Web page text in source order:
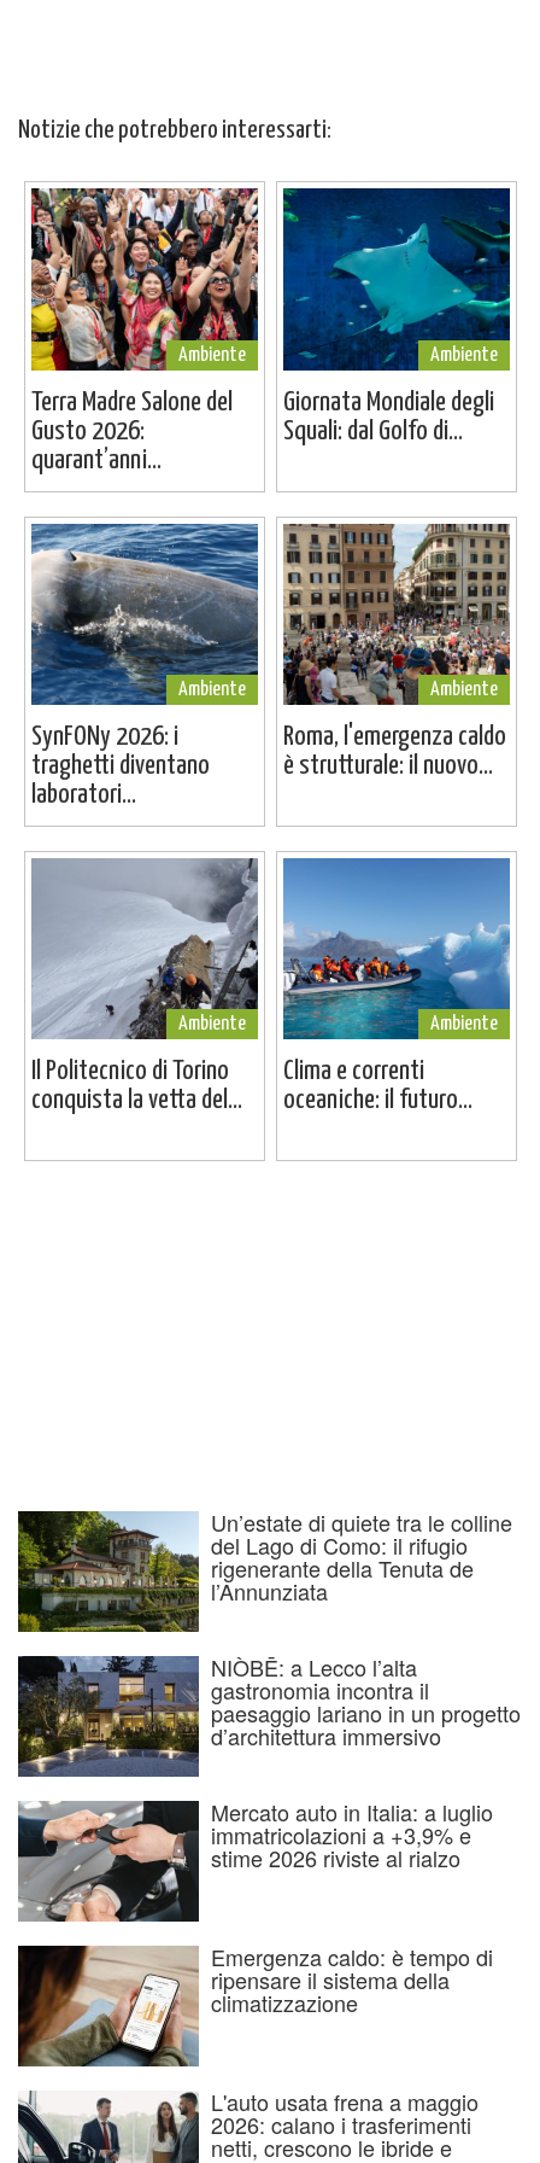
Notizie che potrebbero interessarti:
Ambiente
Terra Madre Salone del
Gusto 2026:
quarant’anni...
Ambiente
Giornata Mondiale degli
Squali: dal Golfo di...
Ambiente
SynFONy 2026: i
traghetti diventano
laboratori...
Ambiente
Roma, l'emergenza caldo
è strutturale: il nuovo...
Ambiente
Il Politecnico di Torino
conquista la vetta del...
Ambiente
Clima e correnti
oceaniche: il futuro...
Un’estate di quiete tra le colline
del Lago di Como: il rifugio
rigenerante della Tenuta de
l’Annunziata
NIÒBĒ: a Lecco l’alta
gastronomia incontra il
paesaggio lariano in un progetto
d’architettura immersivo
Mercato auto in Italia: a luglio
immatricolazioni a +3,9% e
stime 2026 riviste al rialzo
Emergenza caldo: è tempo di
ripensare il sistema della
climatizzazione
L'auto usata frena a maggio
2026: calano i trasferimenti
netti, crescono le ibride e